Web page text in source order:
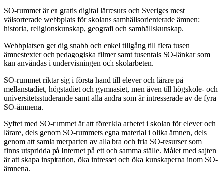
SO-rummet är en gratis digital lärresurs och Sveriges mest
välsorterade webbplats för skolans samhällsorienterade ämnen:
historia, religionskunskap, geografi och samhällskunskap.
Webbplatsen ger dig snabb och enkel tillgång till flera tusen
ämnestexter och pedagogiska filmer samt tusentals SO-länkar som
kan användas i undervisningen och skolarbeten.
SO-rummet riktar sig i första hand till elever och lärare på
mellanstadiet, högstadiet och gymnasiet, men även till högskole- och
universitetsstuderande samt alla andra som är intresserade av de fyra
SO-ämnena.
Syftet med SO-rummet är att förenkla arbetet i skolan för elever och
lärare, dels genom SO-rummets egna material i olika ämnen, dels
genom att samla merparten av alla bra och fria SO-resurser som
finns utspridda på Internet på ett och samma ställe. Målet med sajten
är att skapa inspiration, öka intresset och öka kunskaperna inom SO-
ämnena.